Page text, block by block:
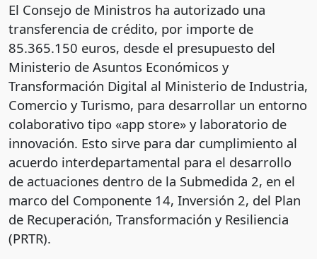
El Consejo de Ministros ha autorizado una
transferencia de crédito, por importe de
85.365.150 euros, desde el presupuesto del
Ministerio de Asuntos Económicos y
Transformación Digital al Ministerio de Industria,
Comercio y Turismo, para desarrollar un entorno
colaborativo tipo «app store» y laboratorio de
innovación. Esto sirve para dar cumplimiento al
acuerdo interdepartamental para el desarrollo
de actuaciones dentro de la Submedida 2, en el
marco del Componente 14, Inversión 2, del Plan
de Recuperación, Transformación y Resiliencia
(PRTR).